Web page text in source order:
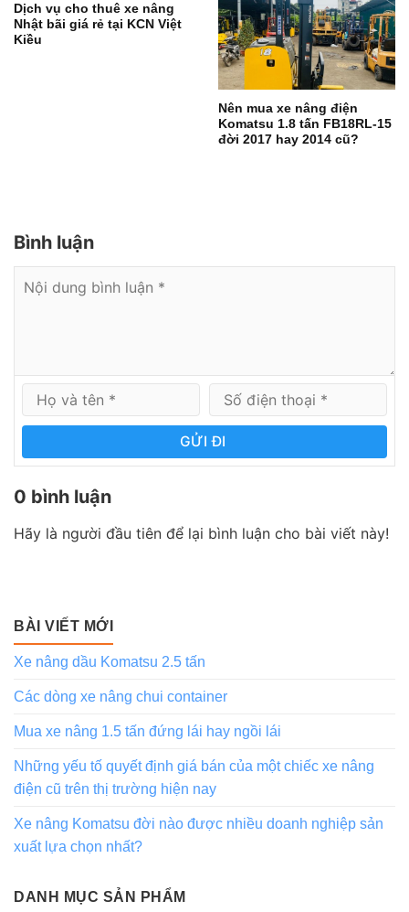
Dịch vụ cho thuê xe nâng
Nhật bãi giá rẻ tại KCN Việt
Kiều
Nên mua xe nâng điện
Komatsu 1.8 tấn FB18RL-15
đời 2017 hay 2014 cũ?
Bình luận
GỬI ĐI
0 bình luận
Hãy là người đầu tiên để lại bình luận cho bài viết này!
BÀI VIẾT MỚI
Xe nâng dầu Komatsu 2.5 tấn
Các dòng xe nâng chui container
Mua xe nâng 1.5 tấn đứng lái hay ngồi lái
Những yếu tố quyết định giá bán của một chiếc xe nâng
điện cũ trên thị trường hiện nay
Xe nâng Komatsu đời nào được nhiều doanh nghiệp sản
xuất lựa chọn nhất?
DANH MỤC SẢN PHẨM